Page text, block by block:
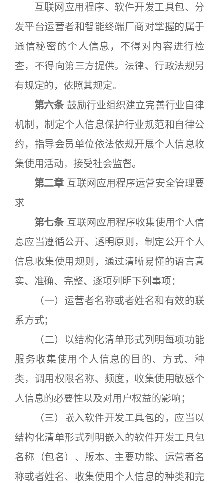
互联网应用程序、软件开发工具包、分
发平台运营者和智能终端厂商对掌握的属于
通信秘密的个人信息，不得对内容进行检
查，不得向第三方提供。法律、行政法规另
有规定的，依照其规定。
第六条 鼓励行业组织建立完善行业自律
机制，制定个人信息保护行业规范和自律公
约，指导会员单位依法依规开展个人信息收
集使用活动，接受社会监督。
第二章 互联网应用程序运营安全管理要
求
第七条 互联网应用程序收集使用个人信
息应当遵循公开、透明原则，制定公开个人
信息收集使用规则，通过清晰易懂的语言真
实、准确、完整、逐项列明下列事项：
（一）运营者名称或者姓名和有效的联
系方式；
（二）以结构化清单形式列明每项功能
服务收集使用个人信息的目的、方式、种
类，调用权限名称、频度，收集使用敏感个
人信息的必要性以及对用户权益的影响；
（三）嵌入软件开发工具包的，应当以
结构化清单形式列明嵌入的软件开发工具包
名称（包名）、版本、主要功能、运营者名
称或者姓名、收集使用个人信息的种类和完